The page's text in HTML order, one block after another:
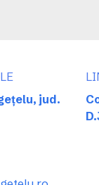
jud.